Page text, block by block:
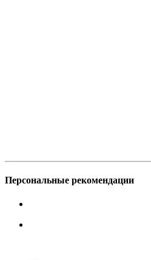
Персональные рекомендации